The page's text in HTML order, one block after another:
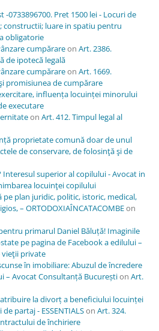
0733896700. Pret 1500 lei - Locuri de
constructii; luare in spatiu pentru
obligatorie
cumpărareon Art. 2386.
de ipotecă legală
cumpărareon Art. 1669.
promisiunea de cumpărare
influența locuinței minorului
executare
on Art. 412. Timpul legal al
proprietate comună doar de unul
de conservare, de folosinţă şi de
Interesul superior al copilului - Avocat in
locuinţei copilului
plan juridic, politic, istoric, medical,
– ORTODOXIAÎNCATACOMBEon
primarul Daniel Băluță! Imaginile
pe pagina de Facebook a edilului –
vieţii private
în imobiliare: Abuzul de încredere
– Avocat Consultanță Bucureștion Art.
la divorț a beneficiului locuinței
partaj - ESSENTIALSon Art. 324.
de închiriere